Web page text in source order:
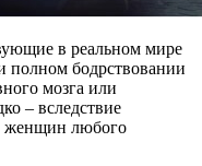
в реальном мире
полном бодрствовании
мозга или
– вследствие
женщин любого